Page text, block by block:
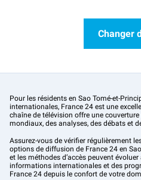
Changer
Pour les résidents en Sao Tomé-et-
internationales, France 24 est une
chaîne de télévision offre une
mondiaux, des analyses, des débats et
Assurez-vous de vérifier régulièrement
options de diffusion de France 24 en
et les méthodes d’accès peuvent
informations internationales et des
France 24 depuis le confort de votre